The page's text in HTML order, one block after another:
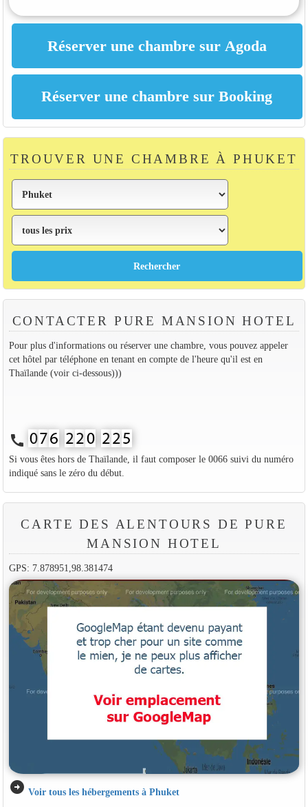
TROUVER UNE CHAMBRE À PHUKET
CONTACTER PURE MANSION HOTEL
Pour plus d'informations ou réserver une chambre, vous pouvez appeler
cet hôtel par téléphone en tenant en compte de l'heure qu'il est en
Thaïlande (voir ci-dessous)))
call
Si vous êtes hors de Thaïlande, il faut composer le 0066 suivi du numéro
indiqué sans le zéro du début.
CARTE DES ALENTOURS DE PURE
MANSION HOTEL
GPS: 7.878951,98.381474
arrow_circle_right Voir tous les hébergements à Phuket